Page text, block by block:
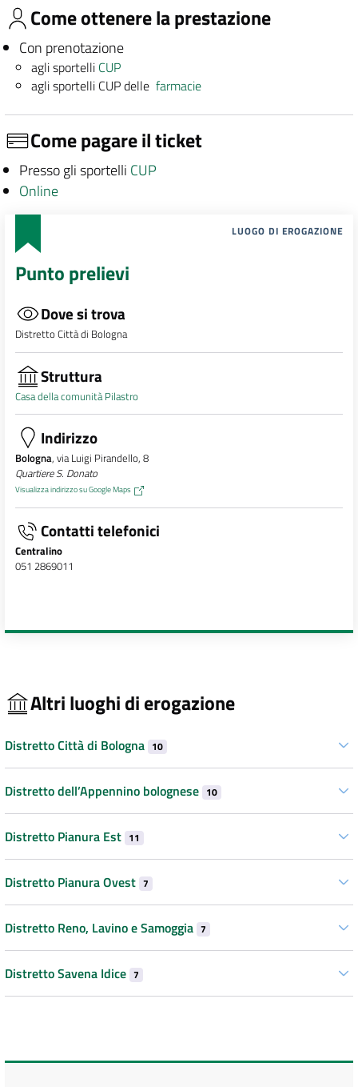
Come ottenere la prestazione
Con prenotazione
agli sportelli CUP
agli sportelli CUP dellefarmacie
Come pagare il ticket
Presso gli sportelli CUP
Online
LUOGO DI EROGAZIONE
Punto prelievi
Dove si trova
Distretto Città di Bologna
Struttura
Casa della comunità Pilastro
Indirizzo
Bologna, via Luigi Pirandello, 8
Quartiere S. Donato
Visualizza indirizzo su Google Maps
Contatti telefonici
Centralino
051 2869011
Altri luoghi di erogazione
Distretto Città di Bologna 10
Distretto dell’Appennino bolognese 10
Distretto Pianura Est 11
Distretto Pianura Ovest 7
Distretto Reno, Lavino e Samoggia 7
Distretto Savena Idice 7